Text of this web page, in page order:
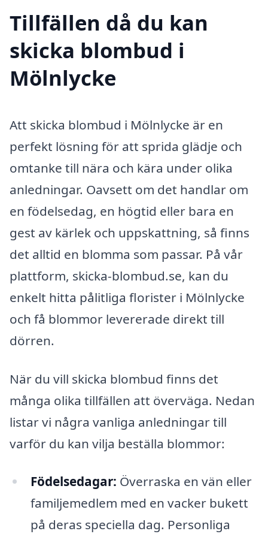
Tillfällen då du kan
skicka blombud i
Mölnlycke
Att skicka blombud i Mölnlycke är en
perfekt lösning för att sprida glädje och
omtanke till nära och kära under olika
anledningar. Oavsett om det handlar om
en födelsedag, en högtid eller bara en
gest av kärlek och uppskattning, så finns
det alltid en blomma som passar. På vår
plattform, skicka-blombud.se, kan du
enkelt hitta pålitliga florister i Mölnlycke
och få blommor levererade direkt till
dörren.
När du vill skicka blombud finns det
många olika tillfällen att överväga. Nedan
listar vi några vanliga anledningar till
varför du kan vilja beställa blommor:
Födelsedagar: Överraska en vän eller
familjemedlem med en vacker bukett
på deras speciella dag. Personliga